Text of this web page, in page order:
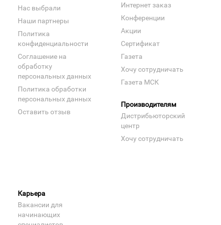
Нас выбрали
Наши партнеры
Политика
конфиденциальности
Соглашение на
обработку
персональных данных
Политика обработки
персональных данных
Оставить отзыв
Интернет заказ
Конференции
Акции
Сертификат
Газета
Хочу сотрудничать
Газета МСК
Производителям
Дистрибьюторский
центр
Хочу сотрудничать
Карьера
Вакансии для
начинающих